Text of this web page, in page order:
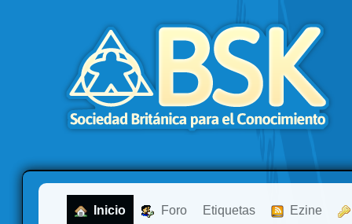
Inicio Foro Etiquetas Ezine